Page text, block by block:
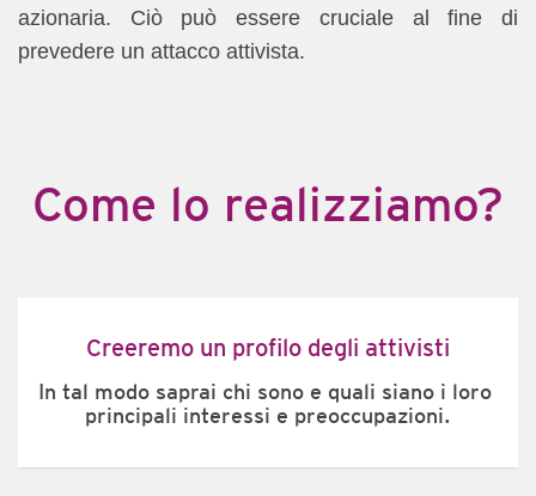
azionaria. Ciò può essere cruciale al fine di
prevedere un attacco attivista.
Come lo realizziamo?
Creeremo un profilo degli attivisti
In tal modo saprai chi sono e quali siano i loro
principali interessi e preoccupazioni.